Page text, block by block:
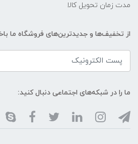
مدت زمان تحویل کالا
از تخفیف‌ها و جدیدترین‌های فروشگاه ما
ما را در شبکه‌های اجتماعی دنبال کنید: